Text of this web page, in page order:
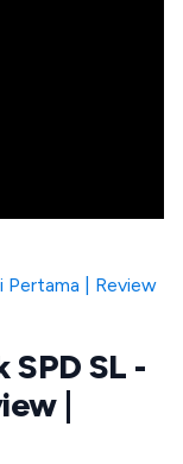
Pertama | Review
SL -
|